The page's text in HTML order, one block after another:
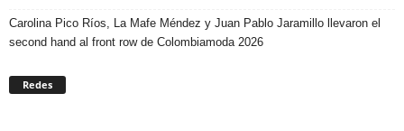
Carolina Pico Ríos, La Mafe Méndez y Juan Pablo Jaramillo llevaron el
second hand al front row de Colombiamoda 2026
Redes